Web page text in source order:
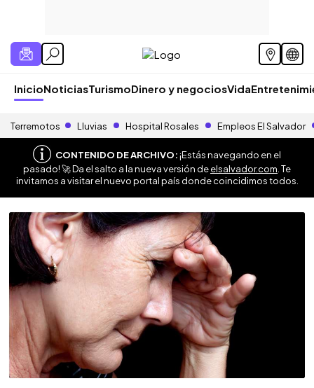
InicioNoticiasTurismoDinero y negociosVida
Terremotos Lluvias Hospital Rosales Empleos El Salvador
CONTENIDO DE ARCHIVO:¡Estás navegando en el
pasado! 🚀 Da el salto a la nueva versión deelsalvador.com . Te
invitamos a visitar el nuevo portal país donde coincidimos todos.